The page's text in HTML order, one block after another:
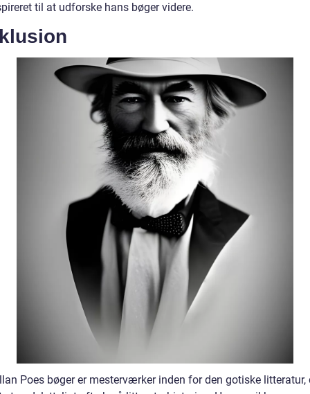
til at udforske hans bøger videre.
Poes bøger er mesterværker inden for den gotiske litteratur,